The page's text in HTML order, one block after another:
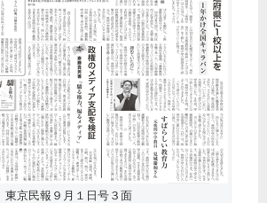
東京民報９月１日号３面